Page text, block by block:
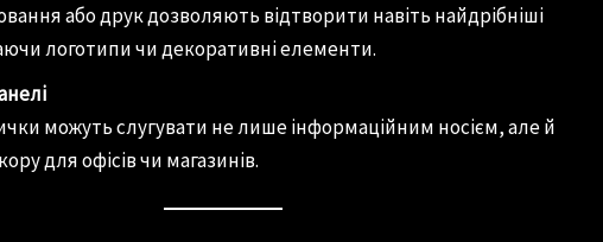
або друк дозволяють відтворити навіть найдрібніші
логотипи чи декоративні елементи.
можуть слугувати не лише інформаційним носієм, але й
для офісів чи магазинів.